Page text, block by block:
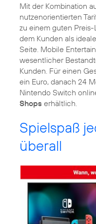
Mit der Kombination
nutzenorientierten
zu einem guten
dem Kunden als
Seite. Mobile
wesentlicher
Kunden. Für einen
ein Euro, danach 24
Nintendo Switch
Shops erhältlich.
Spielspaß
überall